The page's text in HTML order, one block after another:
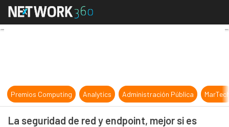
La seguridad de red y endpoint,
Premios Computing Analytics Administración Pública
La seguridad de red y endpoint, mejor si es